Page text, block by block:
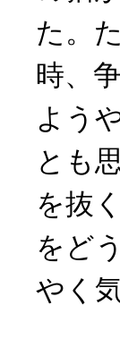
た。
時、
よう
とも
を抜
をど
やく